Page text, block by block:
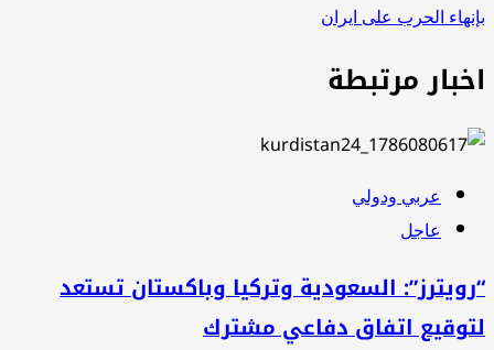
الحرب على ايران
مرتبطة
عربي ودولي
عاجل
السعودية وتركيا وباكستان تستعد
اتفاق دفاعي مشترك